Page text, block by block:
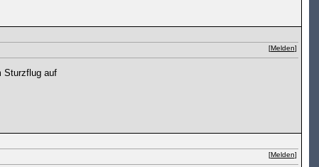
[Melden]
Sturzflug auf
[Melden]